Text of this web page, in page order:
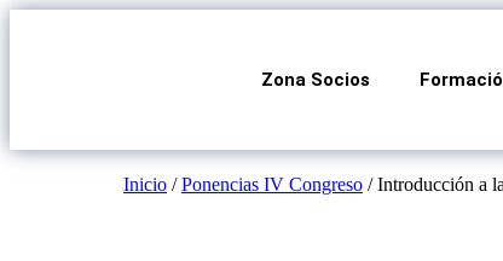
Zona Socios
Inicio /Ponencias IV Congreso / Introducción a